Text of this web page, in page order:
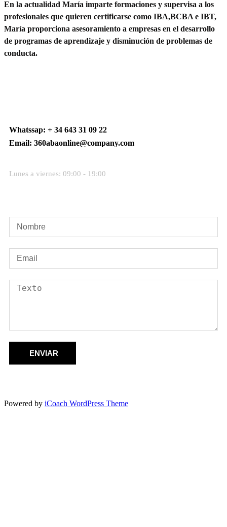
En la actualidad María imparte formaciones y supervisa a los
profesionales que quieren certificarse como IBA,BCBA e IBT,
María proporciona asesoramiento a empresas en el desarrollo
de programas de aprendizaje y disminución de problemas de
conducta.
Whatssap: + 34 643 31 09 22
Email: 360abaonline@company.com
Lunes a viernes: 09:00 - 19:00
ENVIAR
Powered by iCoach WordPress Theme